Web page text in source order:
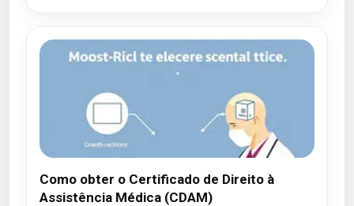
Como obter o Certificado de Direito à
Assistência Médica (CDAM)